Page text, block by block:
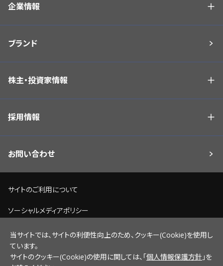
企業情報
ブランド
株主・投資家情報
採用情報
お問い合わせ
サイトのご利用について
ソーシャルメディアポリシー
個人情報保護方針
脆弱性情報開示ポリシー
当サイトでは、サイトの利便性向上のため、クッキー(Cookie)を使用し
ています。
サイトのクッキー(Cookie)の使用に関しては、「個人情報保護方針 」を